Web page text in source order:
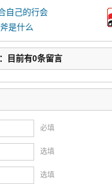
自己的行会
是什么
目前有0条留言
必填
选填
选填